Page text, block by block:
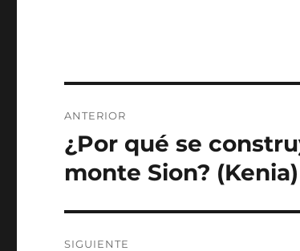
de
entradas
ANTERIOR
Entrada
¿Por qué se
monte Sion? (Kenia)
SIGUIENTE